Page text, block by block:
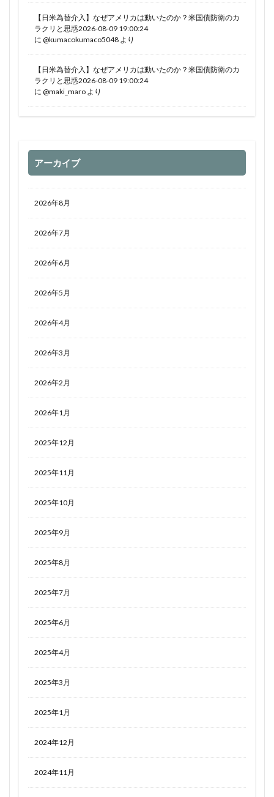
【日米為替介入】なぜアメリカは動いたのか？米国債防衛のカ
ラクリと思惑2026-08-09 19:00:24
に @kumacokumaco5048 より
【日米為替介入】なぜアメリカは動いたのか？米国債防衛のカ
ラクリと思惑2026-08-09 19:00:24
に @maki_maro より
アーカイブ
2026年8月
2026年7月
2026年6月
2026年5月
2026年4月
2026年3月
2026年2月
2026年1月
2025年12月
2025年11月
2025年10月
2025年9月
2025年8月
2025年7月
2025年6月
2025年4月
2025年3月
2025年1月
2024年12月
2024年11月